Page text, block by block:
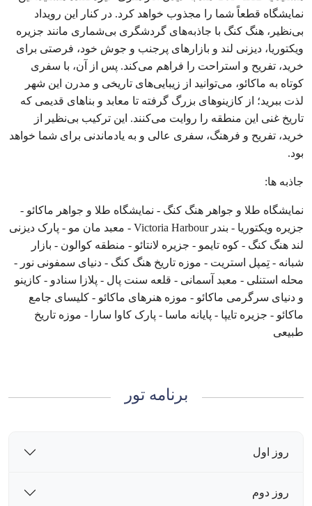
نمایشگاه قطعاً شما را مجذوب خواهد کرد. در کنار این رویداد
بی‌نظیر، هنگ کنگ با جاذبه‌های گردشگری بی‌شماری مانند جزیره
ویكتوریا، دیزنی لند و بازارهای پرجنب و جوش خود، فرصتی برای
خرید، تفریح و استراحت را فراهم می‌کند. پس از آن، با سفری
کوتاه به ماکائو، می‌توانید از زیبایی‌های تاریخی و مدرن این شهر
لذت ببرید؛ از کازینوهای بزرگ گرفته تا معابد و بناهای قدیمی که
تاریخ غنی این منطقه را روایت می‌کنند. این ترکیب بی‌نظیر از
خرید، تفریح و فرهنگ، سفری عالی و به یادماندنی برای شما خواهد
بود.
جاذبه ها:
نمایشگاه طلا و جواهر هنگ کنگ - نمایشگاه طلا و جواهر ماکائو -
جزیره ویکتوریا - بندر Victoria Harbour - معبد مان مو - پارک دیزنی
لند هنگ کنگ - کوه تایمو - جزیره لانتائو - منطقه کوالون - بازار
شبانه - تِمپل استریت - موزه تاریخ هنگ کنگ - دنیای سمفونی نور -
محله استنلی - معبد آسمانی - قلعه سنت پال - پلازا سنادو - کازینو
و دنیای سرگرمی ماکائو - موزه هنرهای ماکائو - کلیسای جامع
ماکائو - جزیره تایپا - پایانه ماسا - پارک کاوا سارا - موزه تاریخ
طبیعی
برنامه تور
روز اول
روز دوم